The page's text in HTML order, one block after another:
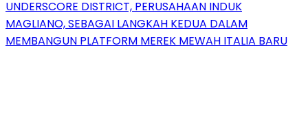
UNDERSCORE DISTRICT, PERUSAHAAN INDUK
MAGLIANO, SEBAGAI LANGKAH KEDUA DALAM
MEMBANGUN PLATFORM MEREK MEWAH ITALIA BARU